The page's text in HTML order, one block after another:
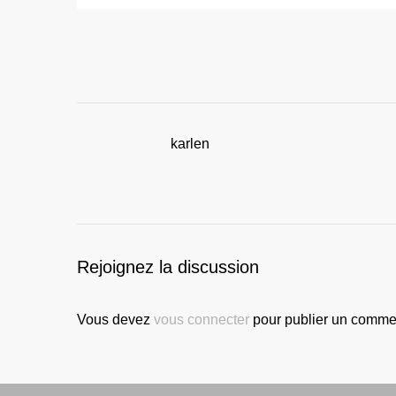
karlen
Rejoignez la discussion
Vous devez vous connecter pour publier un